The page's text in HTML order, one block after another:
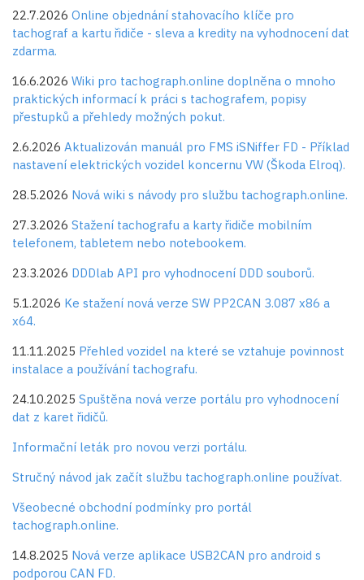
22.7.2026 Online objednání stahovacího klíče pro
tachograf a kartu řidiče - sleva a kredity na vyhodnocení dat
zdarma.
16.6.2026 Wiki pro tachograph.online doplněna o mnoho
praktických informací k práci s tachografem, popisy
přestupků a přehledy možných pokut.
2.6.2026 Aktualizován manuál pro FMS iSNiffer FD - Příklad
nastavení elektrických vozidel koncernu VW (Škoda Elroq).
28.5.2026 Nová wiki s návody pro službu tachograph.online.
27.3.2026 Stažení tachografu a karty řidiče mobilním
telefonem, tabletem nebo notebookem.
23.3.2026 DDDlab API pro vyhodnocení DDD souborů.
5.1.2026 Ke stažení nová verze SW PP2CAN 3.087 x86 a
x64.
11.11.2025 Přehled vozidel na které se vztahuje povinnost
instalace a používání tachografu.
24.10.2025 Spuštěna nová verze portálu pro vyhodnocení
dat z karet řidičů.
Informační leták pro novou verzi portálu.
Stručný návod jak začít službu tachograph.online používat.
Všeobecné obchodní podmínky pro portál
tachograph.online.
14.8.2025 Nová verze aplikace USB2CAN pro android s
podporou CAN FD.